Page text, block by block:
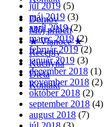
Domov
Môj príbeh
★ Vianoce ★
Recepty
Kuchyňa
Diéta
Kontakt
júl 2019 (5)
máj 2019 (3)
apríl 2019(2)
marec 2019(2)
február 2019(2)
január 2019 (3)
december 2018 (1)
november 2018 (2)
október 2018 (2)
september 2018 (4)
august 2018 (7)